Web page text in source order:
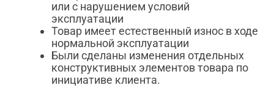
или с нарушением условий
эксплуатации
Товар имеет естественный износ в ходе
нормальной эксплуатации
Были сделаны изменения отдельных
конструктивных элементов товара по
инициативе клиента.